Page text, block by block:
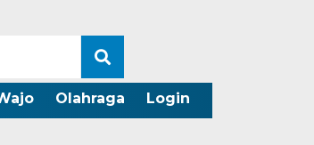
Olahraga Login